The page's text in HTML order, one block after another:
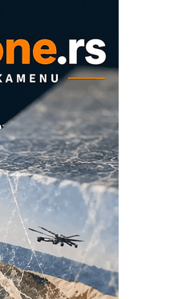
1500 VDC
sa tečnim
Management